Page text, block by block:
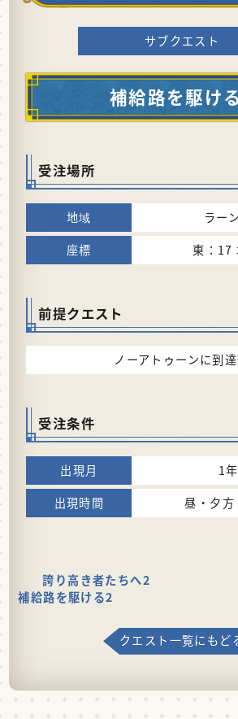
サブクエスト
補給路を駆け
受注場所
ラー
東：17
前提クエスト
ノーアトゥーンに到
受注条件
1
昼・夕方
誇り高き者たちへ2
補給路を駆ける2
クエスト一覧にもど